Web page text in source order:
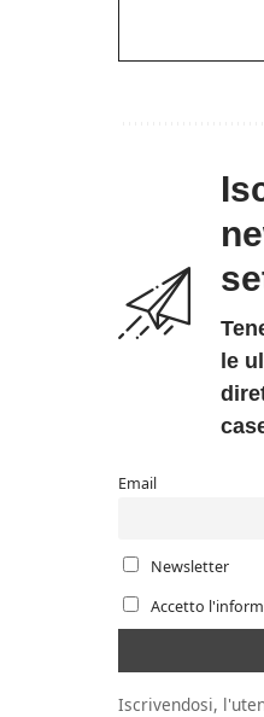
le
Email
Newsletter
Accetto
Iscrivendosi,